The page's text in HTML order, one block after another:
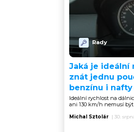
Rady
Jaká je ideální
znát jednu
benzínu i
Ideální rychlost na
ani 130 km/h nemusí
Michal Sztolár | 30.